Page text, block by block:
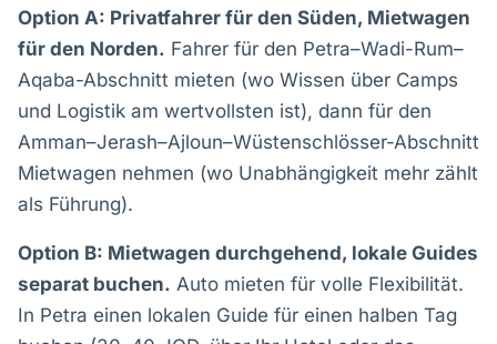
Option A: Privatfahrer für den Süden, Mietwagen
für den Norden. Fahrer für den Petra–Wadi-Rum–
Aqaba-Abschnitt mieten (wo Wissen über Camps
und Logistik am wertvollsten ist), dann für den
Amman–Jerash–Ajloun–Wüstenschlösser-Abschnitt
Mietwagen nehmen (wo Unabhängigkeit mehr zählt
als Führung).
Option B: Mietwagen durchgehend, lokale Guides
separat buchen. Auto mieten für volle Flexibilität.
In Petra einen lokalen Guide für einen halben Tag